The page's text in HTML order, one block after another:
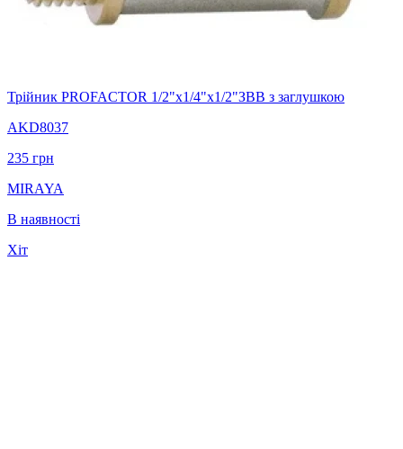
Трійник PROFACTOR 1/2"x1/4"x1/2"ЗВВ з заглушкою
AKD8037
235 грн
MIRAYA
В наявності
Хіт